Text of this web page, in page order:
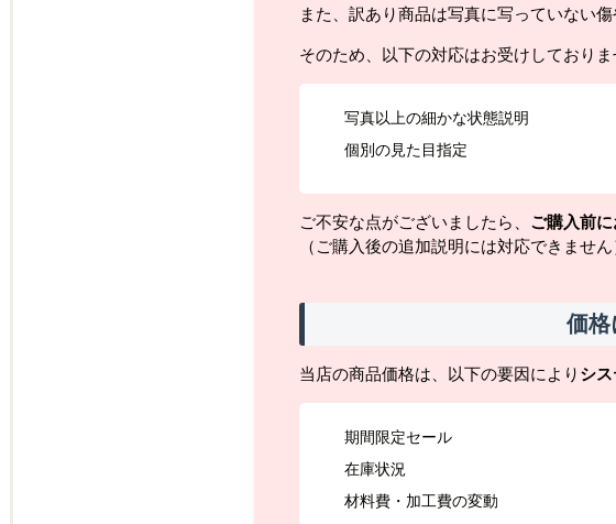
また、訳あり商品は写真に写っていない
そのため、以下の対応はお受けしておりま
写真以上の細かな状態説明
個別の見た目指定
ご不安な点がございましたら、 ご購入前に
（ご購入後の追加説明には対応できません
価格
当店の商品価格は、以下の要因により シ
期間限定セール
在庫状況
材料費・加工費の変動